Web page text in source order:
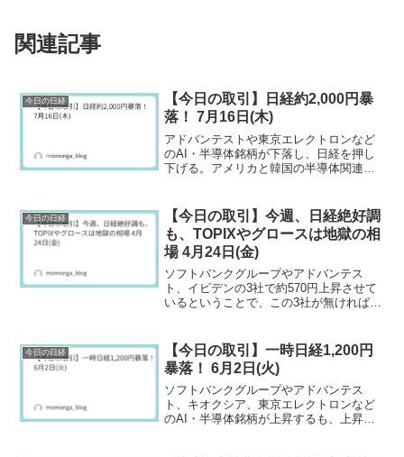
関連記事
今日の日経
【今日の取引】日経約2,000円暴
落！ 7月16日(木)
アドバンテストや東京エレクトロンなど
のAI・半導体銘柄が下落し、日経を押し
下げる。アメリカと韓国の半導体関連株
銘柄も下落するという地獄の相場となり
ました。
今日の日経
【今日の取引】今週、日経絶好調
も、TOPIXやグロースは地獄の相
場 4月24日(金)
ソフトバンクグループやアドバンテス
ト、イビデンの3社で約570円上昇させて
いるということで、この3社が無ければ、
今日の日経
【今日の取引】一時日経1,200円
暴落！ 6月2日(火)
ソフトバンクグループやアドバンテス
ト、キオクシア、東京エレクトロンなど
のAI・半導体銘柄が上昇するも、上昇が